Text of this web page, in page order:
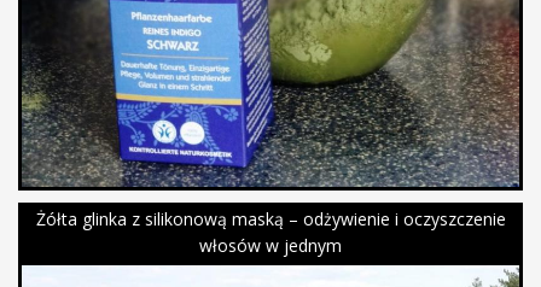
Żółta glinka z silikonową maską – odżywienie i oczyszczenie
włosów w jednym